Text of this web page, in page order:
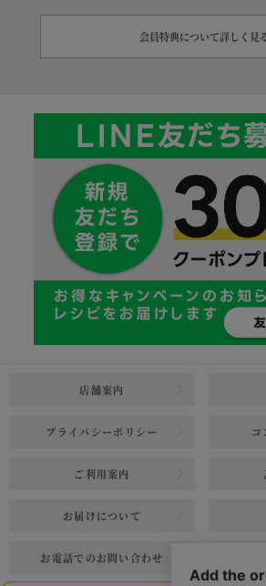
会員特典について詳しく見
店舗案内
プライバシーポリシー
ご利用案内
お届けについて
お電話でのお問い合わせ